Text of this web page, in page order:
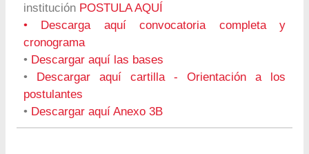
institución POSTULA AQUÍ
•
Descarga aquí convocatoria completa y
cronograma
• Descargar aquí las bases
•
Descargar aquí cartilla - Orientación a los
postulantes
• Descargar aquí Anexo 3B